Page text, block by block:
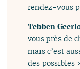
rendez-vous
Tebben
vous près de
mais c’est
des possibles